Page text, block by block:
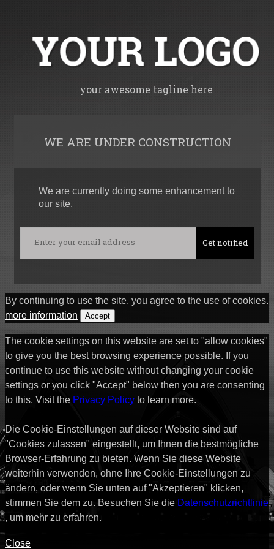
your awesome tagline here
WE ARE UNDER CONSTRUCTION
We are currently doing some enhancement to
our site.
By continuing to use the site, you agree to the use of cookies.
more information
Accept
The cookie settings on this website are set to "allow cookies"
to give you the best browsing experience possible. If you
continue to use this website without changing your cookie
settings or you click "Accept" below then you are consenting
to this. Visit the Privacy Policy to learn more.
Die Cookie-Einstellungen auf dieser Website sind auf
"Cookies zulassen" eingestellt, um Ihnen die bestmögliche
Browser-Erfahrung zu bieten. Wenn Sie diese Website
weiterhin verwenden, ohne Ihre Cookie-Einstellungen zu
ändern, oder wenn Sie unten auf "Akzeptieren" klicken,
stimmen Sie dem zu. Besuchen Sie die Datenschutzrichtlinie
, um mehr zu erfahren.
Close